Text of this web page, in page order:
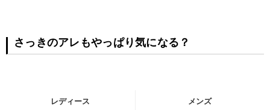
さっきのアレもやっぱり気になる？
レディース メンズ